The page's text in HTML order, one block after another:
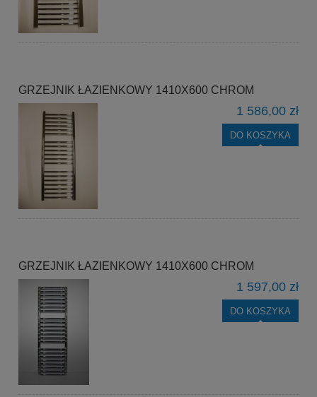
GRZEJNIK ŁAZIENKOWY 1410X600 CHROM
1 586,00 zł
DO KOSZYKA
GRZEJNIK ŁAZIENKOWY 1410X600 CHROM
1 597,00 zł
DO KOSZYKA